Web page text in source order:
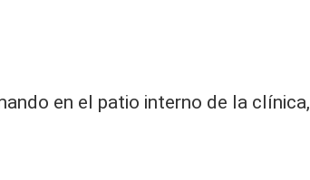
en el patio interno de la clínica,